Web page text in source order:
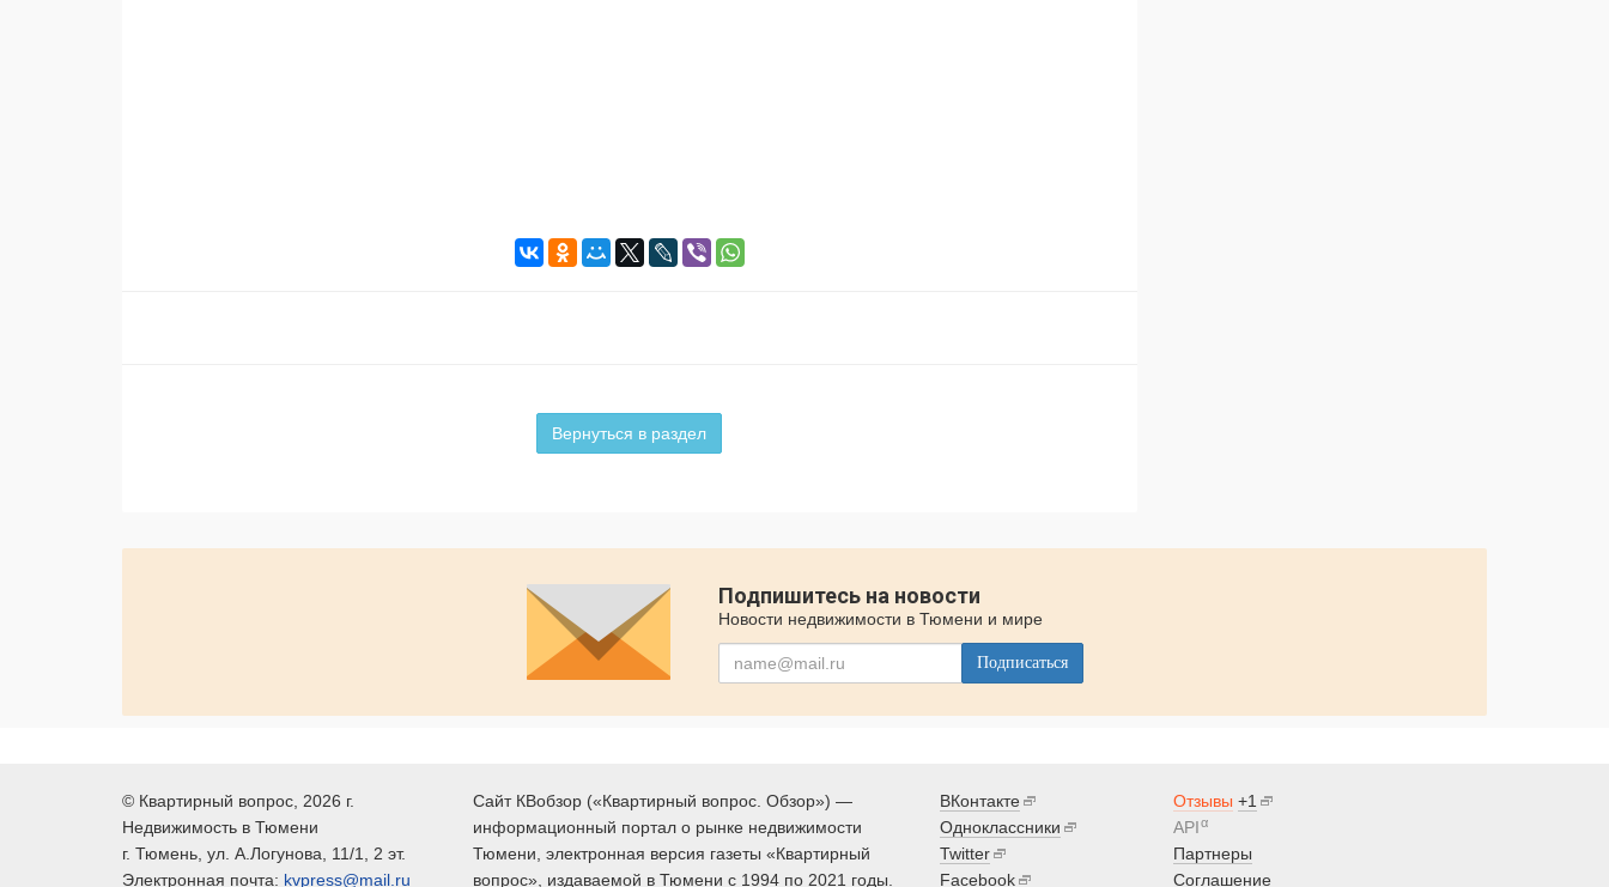
Вернуться в раздел
Подпишитесь на новости
Новости недвижимости в Тюмени и мире
Подписаться
© Квартирный вопрос , 2026 г.
Недвижимость в Тюмени
г. Тюмень , ул. А.Логунова, 11/1, 2 эт.
Электронная почта: kvpress@mail.ru
Сайт КВобзор («Квартирный вопрос. Обзор») —
информационный портал о рынке недвижимости
Тюмени, электронная версия газеты «Квартирный
вопрос», издаваемой в Тюмени с 1994 по 2021 годы.
ВКонтакте
Одноклассники
Twitter
Facebook
Отзывы +1
APIα
Партнеры
Соглашение